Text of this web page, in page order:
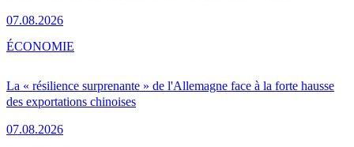
07.08.2026
La « résilience surprenante » de l'Allemagne face à la forte hausse
des exportations chinoises
07.08.2026
ÉCONOMIE